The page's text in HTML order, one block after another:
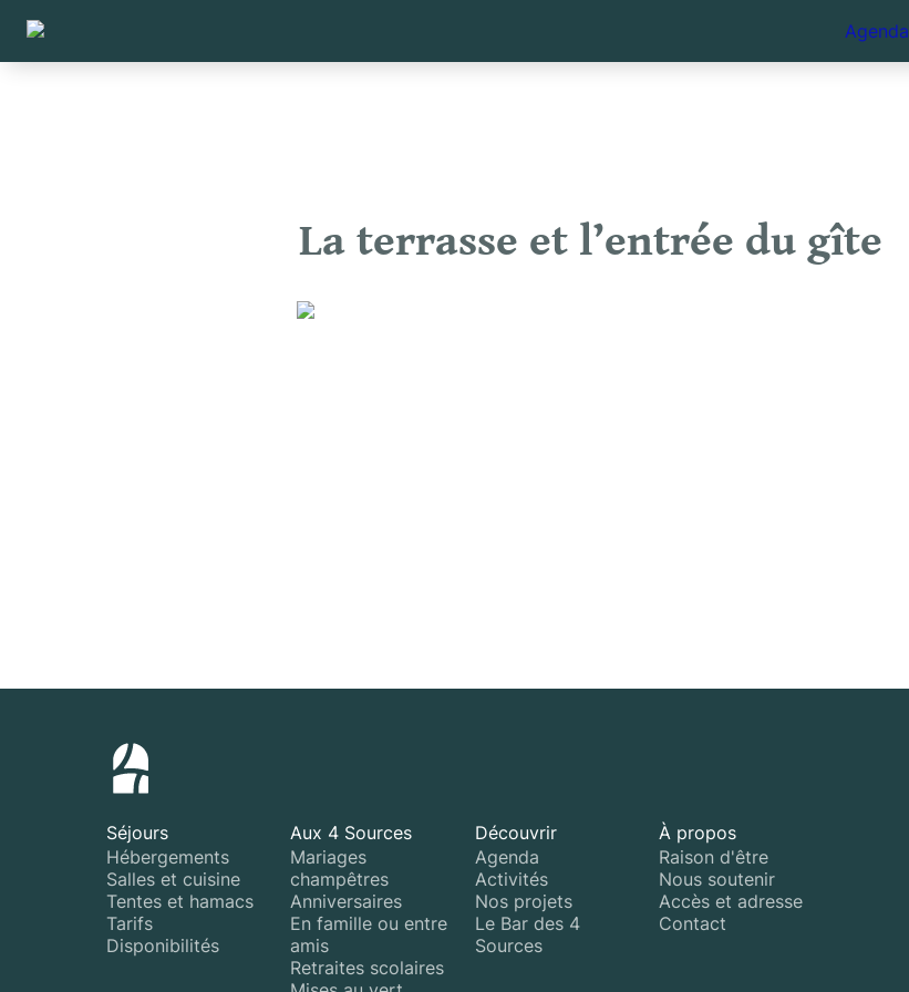
Agenda
La terrasse et l’entrée du gîte
Séjours
Hébergements
Salles et cuisine
Tentes et hamacs
Tarifs
Disponibilités
Aux 4 Sources
Mariages
champêtres
Anniversaires
En famille ou entre
amis
Retraites scolaires
Découvrir
Agenda
Activités
Nos projets
Le Bar des 4
Sources
À propos
Raison d'être
Nous soutenir
Accès et adresse
Contact